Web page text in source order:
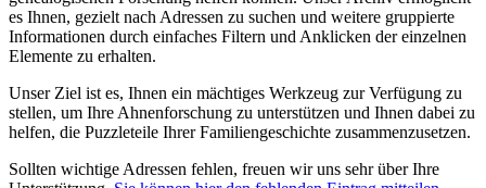
es Ihnen, gezielt nach Adressen zu suchen und weitere gruppierte
Informationen durch einfaches Filtern und Anklicken der einzelnen
Elemente zu erhalten.
Unser Ziel ist es, Ihnen ein mächtiges Werkzeug zur Verfügung zu
stellen, um Ihre Ahnenforschung zu unterstützen und Ihnen dabei zu
helfen, die Puzzleteile Ihrer Familiengeschichte zusammenzusetzen.
Sollten wichtige Adressen fehlen, freuen wir uns sehr über Ihre